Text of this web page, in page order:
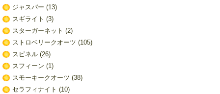
ジャスパー (13)
スギライト (3)
スターガーネット (2)
ストロベリークオーツ (105)
スピネル(26)
スフィーン (1)
スモーキークオーツ (38)
セラフィナイト (10)